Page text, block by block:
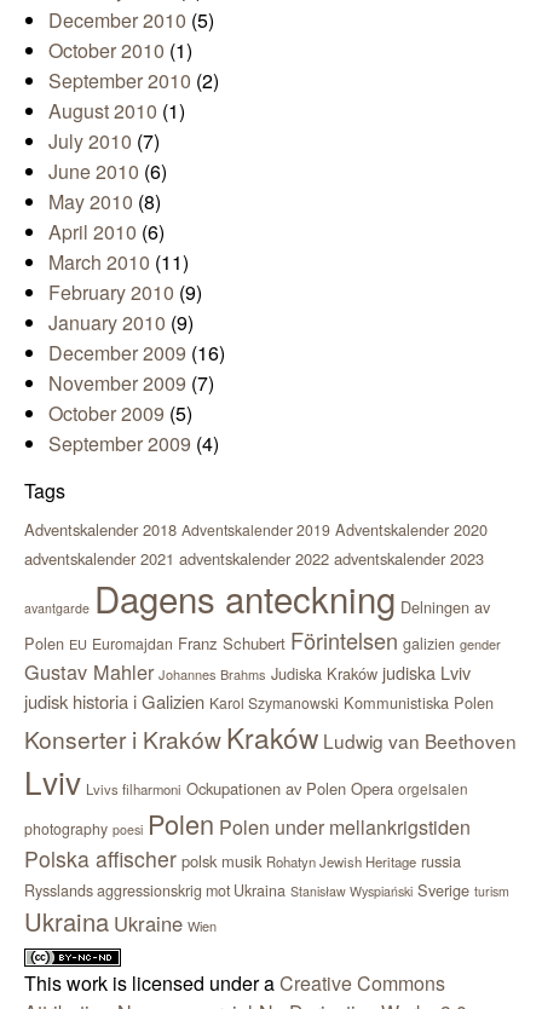
December 2010 (5)
October 2010 (1)
September 2010 (2)
August 2010 (1)
July 2010 (7)
June 2010 (6)
May 2010 (8)
April 2010 (6)
March 2010 (11)
February 2010 (9)
January 2010 (9)
December 2009 (16)
November 2009 (7)
October 2009 (5)
September 2009 (4)
Tags
Adventskalender 2018 Adventskalender 2019 Adventskalender 2020
adventskalender 2021 adventskalender 2022 adventskalender 2023
avantgarde Dagens anteckning Delningen av
Polen EU Euromajdan Franz Schubert Förintelsen galizien gender
Gustav Mahler Johannes Brahms Judiska Kraków judiska Lviv
judisk historia i Galizien Karol Szymanowski Kommunistiska Polen
Konserter i KrakówKraków Ludwig van Beethoven
Lviv Lvivs filharmoni Ockupationen av Polen Opera orgelsalen
photography poesi Polen Polen under mellankrigstiden
Polska affischer polsk musik Rohatyn Jewish Heritage russia
Rysslands aggressionskrig mot Ukraina Stanisław Wyspiański Sverige turism
Ukraina Ukraine Wien
This work is licensed under aCreative Commons